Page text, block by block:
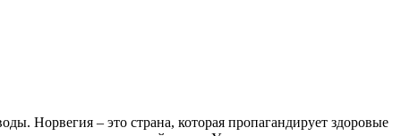
Норвегия – это страна, которая пропагандирует здоровые